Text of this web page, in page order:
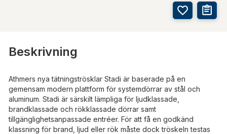
Beskrivning
Athmers nya tätningströsklar Stadi är baserade på en
gemensam modern plattform för systemdörrar av stål och
aluminum. Stadi är särskilt lämpliga för ljudklassade,
brandklassade och rökklassade dörrar samt
tillgänglighetsanpassade entréer. För att få en godkänd
klassning för brand, ljud eller rök måste dock tröskeln testas